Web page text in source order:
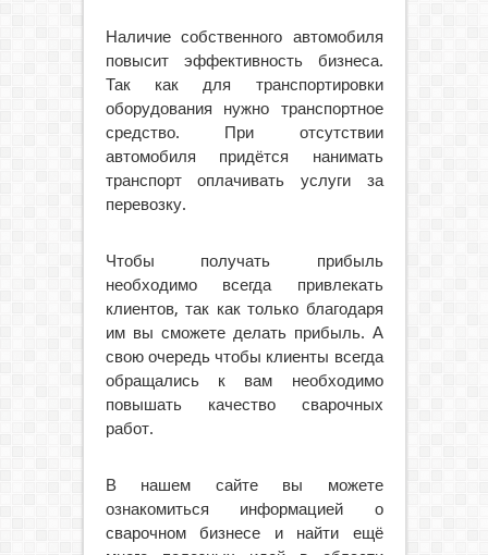
Наличие собственного автомобиля
повысит эффективность бизнеса.
Так как для транспортировки
оборудования нужно транспортное
средство. При отсутствии
автомобиля придётся нанимать
транспорт оплачивать услуги за
перевозку.
Чтобы получать прибыль
необходимо всегда привлекать
клиентов, так как только благодаря
им вы сможете делать прибыль. А
свою очередь чтобы клиенты всегда
обращались к вам необходимо
повышать качество сварочных
работ.
В нашем сайте вы можете
ознакомиться информацией о
сварочном бизнесе и найти ещё